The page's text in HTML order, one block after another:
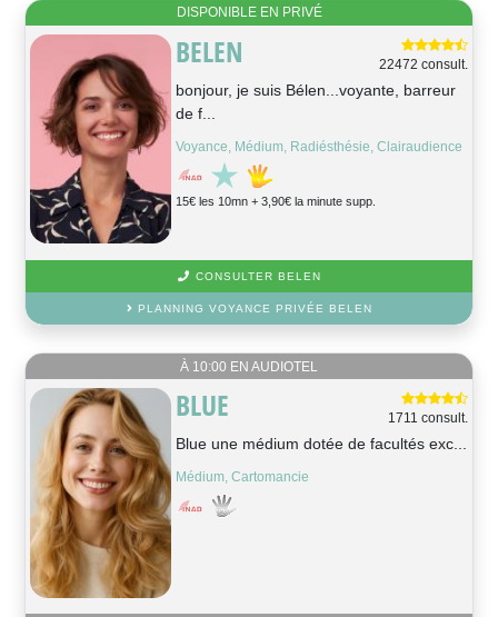
DISPONIBLE EN PRIVÉ
BELEN 22472 consult.
bonjour, je suis Bélen...voyante, barreur
de f...
Voyance, Médium, Radiésthésie, Clairaudience
15€ les 10mn + 3,90€ la minute supp.
CONSULTER BELEN
PLANNING VOYANCE PRIVÉE BELEN
À 10:00 EN AUDIOTEL
BLUE 1711 consult.
Blue une médium dotée de facultés exc...
Médium, Cartomancie